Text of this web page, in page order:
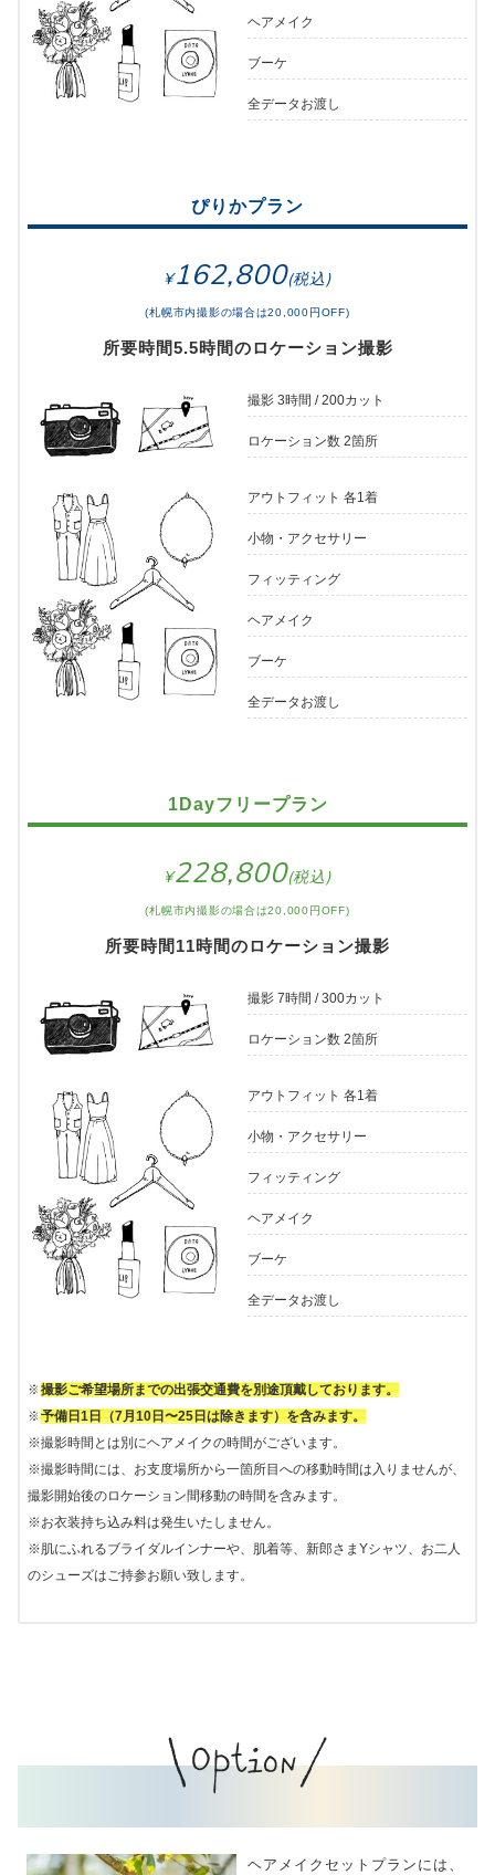
ヘアメイク
ブーケ
全データお渡し
ぴりかプラン
162,800
(札幌市内撮影の場合は20,000円OFF)
所要時間5.5時間のロケーション撮影
撮影 3時間 / 200カット
ロケーション数 2箇所
アウトフィット 各1着
小物・アクセサリー
フィッティング
ヘアメイク
ブーケ
全データお渡し
1Dayフリープラン
228,800
(札幌市内撮影の場合は20,000円OFF)
所要時間11時間のロケーション撮影
撮影 7時間 / 300カット
ロケーション数 2箇所
アウトフィット 各1着
小物・アクセサリー
フィッティング
ヘアメイク
ブーケ
全データお渡し
※撮影ご希望場所までの出張交通費を別途頂戴しております。
※予備日1日（7月10日〜25日は除きます）を含みます。
※撮影時間とは別にヘアメイクの時間がございます。
※撮影時間には、お支度場所から一箇所目への移動時間は入りませんが、
撮影開始後のロケーション間移動の時間を含みます。
※お衣装持ち込み料は発生いたしません。
※肌にふれるブライダルインナーや、肌着等、新郎さまYシャツ、お二人
のシューズはご持参お願い致します。
ヘアメイクセットプランには、